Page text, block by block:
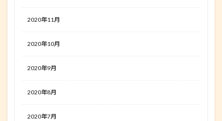
2020年11月
2020年10月
2020年9月
2020年8月
2020年7月